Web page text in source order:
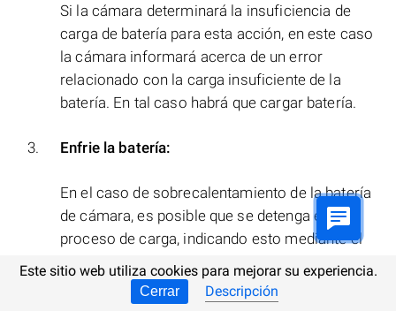
Si la cámara determinará la insuficiencia de
carga de batería para esta acción, en este caso
la cámara informará acerca de un error
relacionado con la carga insuficiente de la
batería. En tal caso habrá que cargar batería.
Enfrie la batería:
En el caso de sobrecalentamiento de la batería
de cámara, es posible que se detenga el
proceso de carga, indicando esto mediante el
parpadeo de lámpara de carga de batería. En
este caso, deje que la batería se enfríe hasta la
temperatura normal, y asegúrese de que sus
Este sitio web utiliza cookies para mejorar su experiencia.
Cerrar Descripción